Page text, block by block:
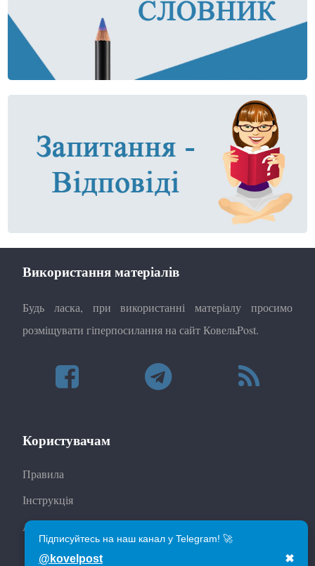
Використання матеріалів
Будь ласка, при використанні матеріалу просимо
розміщувати гіперпосилання на сайт КовельPost.
Користувачам
Правила
Інструкція
Автори
Підписуйтесь на наш канал у Telegram! 🚀
@kovelpost ✖